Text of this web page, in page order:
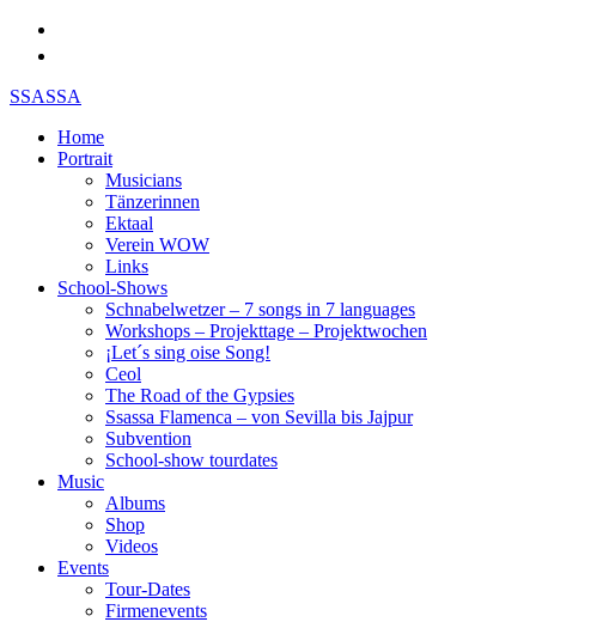
SSASSA
Home
Portrait
Musicians
Tänzerinnen
Ektaal
Verein WOW
Links
School-Shows
Schnabelwetzer – 7 songs in 7 languages
Workshops – Projekttage – Projektwochen
¡Let´s sing oise Song!
Ceol
The Road of the Gypsies
Ssassa Flamenca – von Sevilla bis Jajpur
Subvention
School-show tourdates
Music
Albums
Shop
Videos
Events
Tour-Dates
Firmenevents